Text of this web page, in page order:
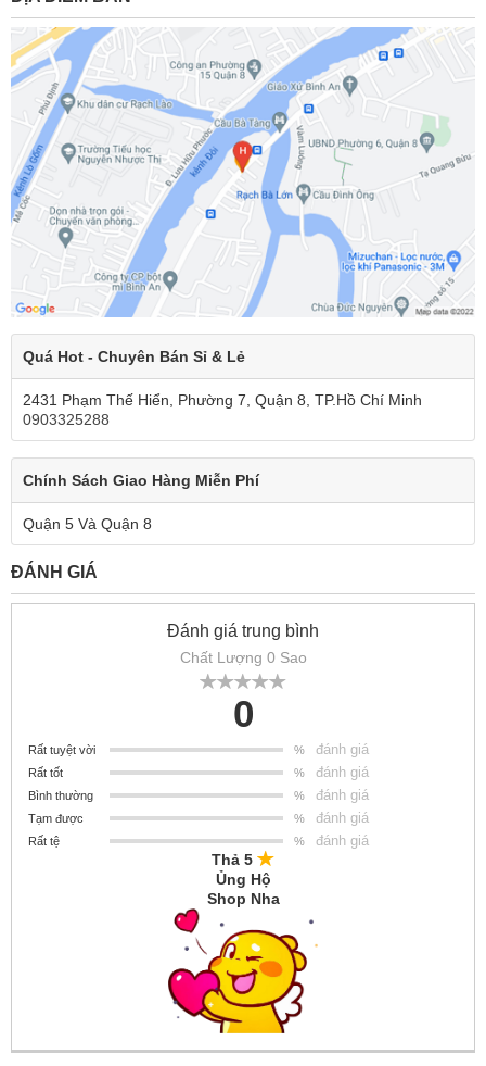
Quá Hot - Chuyên Bán Sỉ & Lẻ
2431 Phạm Thế Hiển, Phường 7, Quận 8, TP.Hồ Chí Minh
0903325288
Chính Sách Giao Hàng Miễn Phí
Quận 5 Và Quận 8
ĐÁNH GIÁ
Đánh giá trung bình
Chất Lượng 0 Sao
0
Rất tuyệt vời % đánh giá
Rất tốt % đánh giá
Bình thường % đánh giá
Tạm được % đánh giá
Rất tệ % đánh giá
Thả 5
Ủng Hộ
Shop Nha